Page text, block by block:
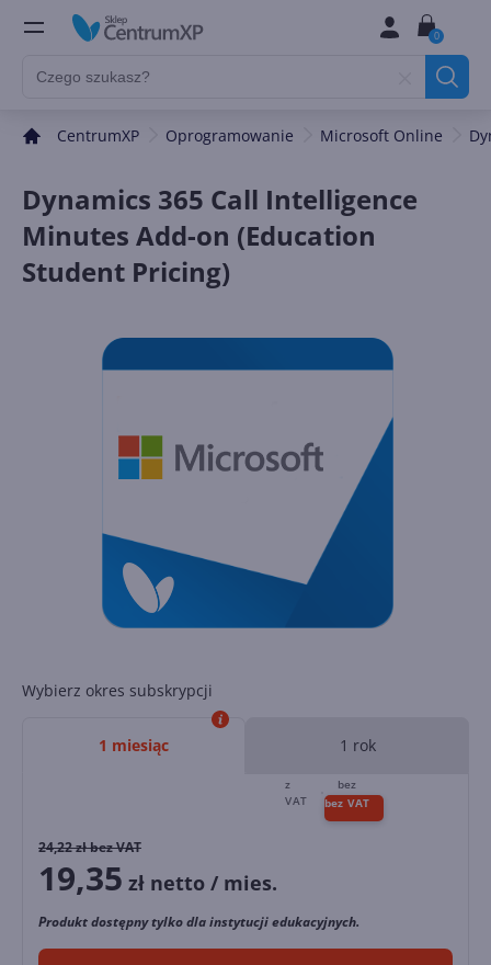
0
CentrumXP Oprogramowanie Microsoft Online
Dynamics 365 Call Intelligence
Minutes Add-on (Education
Student Pricing)
Wybierz okres subskrypcji
1 miesiąc 1 rok
24,22zł bez VAT
19,35 zł netto / mies.
Produkt dostępny tylko dla instytucji edukacyjnych.